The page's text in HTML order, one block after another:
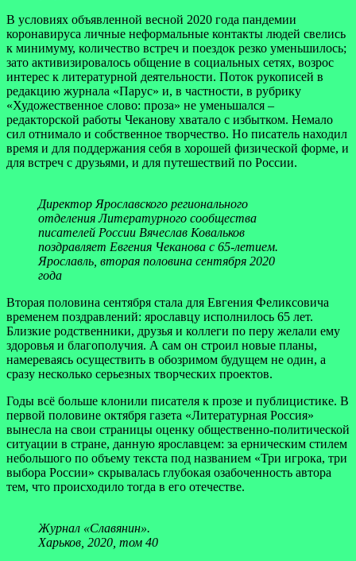
В условиях объявленной весной 2020 года пандемии
коронавируса личные неформальные контакты людей свелись
к минимуму, количество встреч и поездок резко уменьшилось;
зато активизировалось общение в социальных сетях, возрос
интерес к литературной деятельности. Поток рукописей в
редакцию журнала «Парус» и, в частности, в рубрику
«Художественное слово: проза» не уменьшался –
редакторской работы Чеканову хватало с избытком. Немало
сил отнимало и собственное творчество. Но писатель находил
время и для поддержания себя в хорошей физической форме, и
для встреч с друзьями, и для путешествий по России.
Директор Ярославского регионального
отделения Литературного сообщества
писателей России Вячеслав Ковальков
поздравляет Евгения Чеканова с 65-летием.
Ярославль, вторая половина сентября 2020
года
Вторая половина сентября стала для Евгения Феликсовича
временем поздравлений: ярославцу исполнилось 65 лет.
Близкие родственники, друзья и коллеги по перу желали ему
здоровья и благополучия. А сам он строил новые планы,
намереваясь осуществить в обозримом будущем не один, а
сразу несколько серьезных творческих проектов.
Годы всё больше клонили писателя к прозе и публицистике. В
первой половине октября газета «Литературная Россия»
вынесла на свои страницы оценку общественно-политической
ситуации в стране, данную ярославцем: за ерническим стилем
небольшого по объему текста под названием «Три игрока, три
выбора России» скрывалась глубокая озабоченность автора
тем, что происходило тогда в его отечестве.
Журнал «Славянин».
Харьков, 2020, том 40